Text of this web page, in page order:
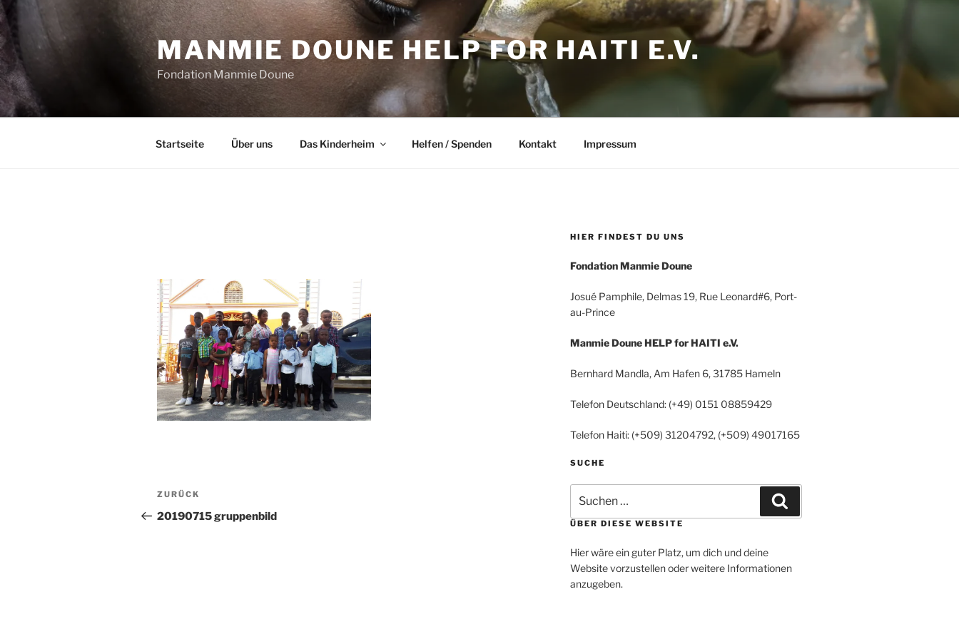
Zum
Inhalt
springen
MANMIE DOUNE HELP FOR HAITI E.V.
Fondation Manmie Doune
Startseite Über uns Das Kinderheim Helfen / Spenden Kontakt Impressum
Beitragsnavigation
Vorheriger
Beitrag
ZURÜCK
20190715 gruppenbild
HIER FINDEST DU UNS
Fondation Manmie Doune
Josué Pamphile, Delmas 19, Rue Leonard#6, Port-
au-Prince
Manmie Doune HELP for HAITI e.V.
Bernhard Mandla, Am Hafen 6, 31785 Hameln
Telefon Deutschland: (+49) 0151 08859429
Telefon Haiti: (+509) 31204792, (+509) 49017165
SUCHE
nach:
ÜBER DIESE WEBSITE
Hier wäre ein guter Platz, um dich und deine
Website vorzustellen oder weitere Informationen
anzugeben.